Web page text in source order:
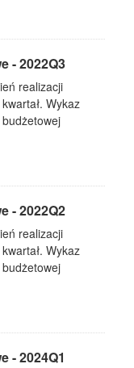
- 2022Q3
realizacji
Wykaz
- 2022Q2
realizacji
Wykaz
- 2024Q1